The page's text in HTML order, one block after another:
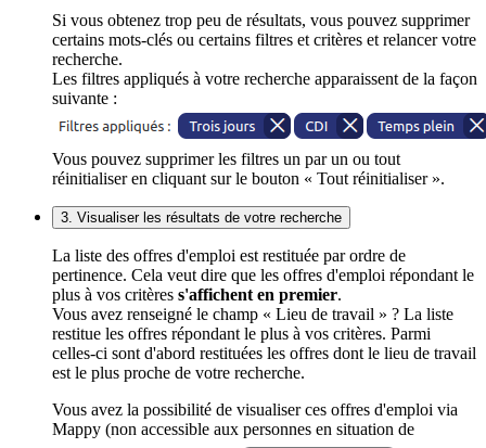
Si vous obtenez trop peu de résultats, vous pouvez supprimer
certains mots-clés ou certains filtres et critères et relancer votre
recherche.
Les filtres appliqués à votre recherche apparaissent de la façon
suivante :
Vous pouvez supprimer les filtres un par un ou tout
réinitialiser en cliquant sur le bouton « Tout réinitialiser ».
3. Visualiser les résultats de votre recherche
La liste des offres d'emploi est restituée par ordre de
pertinence. Cela veut dire que les offres d'emploi répondant le
plus à vos critères s'affichent en premier.
Vous avez renseigné le champ « Lieu de travail » ? La liste
restitue les offres répondant le plus à vos critères. Parmi
celles-ci sont d'abord restituées les offres dont le lieu de travail
est le plus proche de votre recherche.
Vous avez la possibilité de visualiser ces offres d'emploi via
Mappy (non accessible aux personnes en situation de